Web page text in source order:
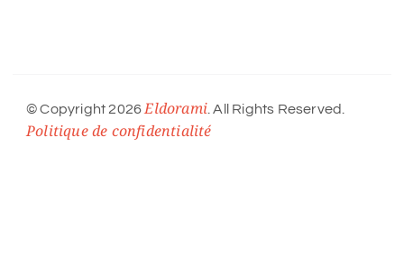
© Copyright 2026 Eldorami . All Rights Reserved.
Politique de confidentialité